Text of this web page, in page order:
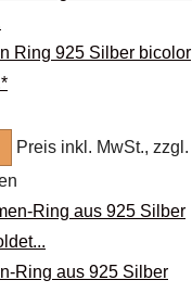
Ring 925 Silber bicolor
Preis inkl. MwSt., zzgl.
Ring aus 925 Silber